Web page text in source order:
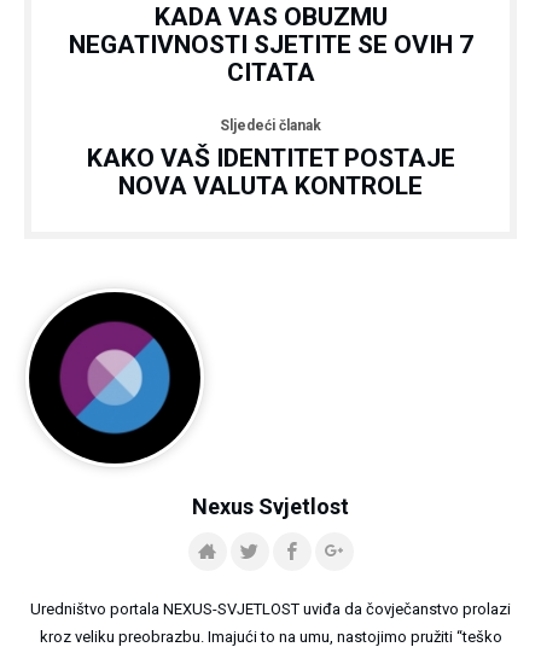
KADA VAS OBUZMU
NEGATIVNOSTI SJETITE SE OVIH 7
CITATA
Sljedeći članak
KAKO VAŠ IDENTITET POSTAJE
NOVA VALUTA KONTROLE
Nexus Svjetlost
Uredništvo portala NEXUS-SVJETLOST uviđa da čovječanstvo prolazi
kroz veliku preobrazbu. Imajući to na umu, nastojimo pružiti “teško